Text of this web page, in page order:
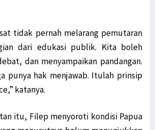
tidak pernah melarang pemutaran
dari edukasi publik. Kita boleh
dan menyampaikan pandangan.
punya hak menjawab. Itulah prinsip
katanya.
itu, Filep menyoroti kondisi Papua